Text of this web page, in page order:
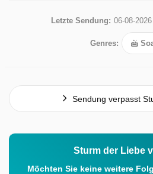
Letzte Sendung: 06-08-
Genres:
Sendung verpasst
Sturm der Liebe
Möchten Sie keine weitere